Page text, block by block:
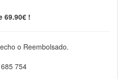
69.90€ !
o Reembolsado.
754